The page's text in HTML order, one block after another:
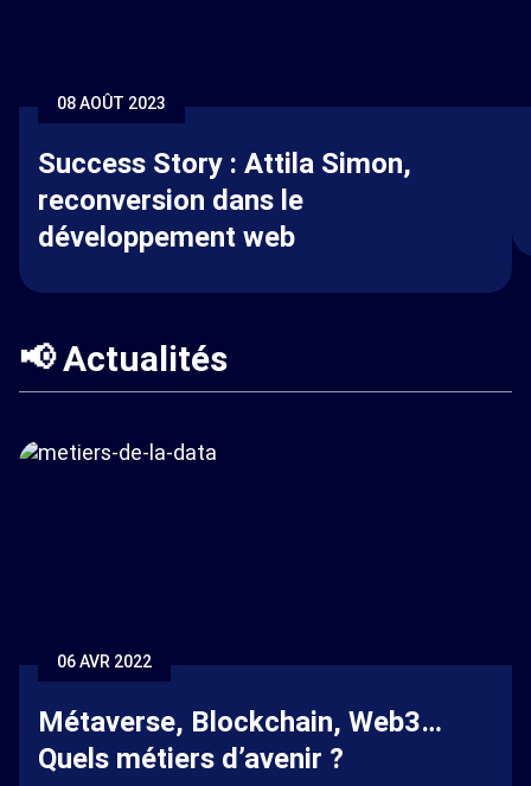
Success Story : Attila Simon,
reconversion dans le
développement web
08 AOÛT 2023
📢 Actualités
Métaverse, Blockchain, Web3…
Quels métiers d’avenir ?
06 AVR 2022